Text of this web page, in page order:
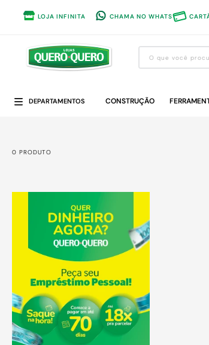
LOJA INFINITA CHAMA NO WHATS
O que você
DEPARTAMENTOS CONSTRUÇÃO
0 PRODUTO
1º
guarda
7º
8
10